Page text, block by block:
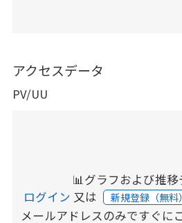
アクセスデータ
PV/UU
📊グラフおよび推移
ログイン 又は 新規登録（無
メールアドレスのみですぐに